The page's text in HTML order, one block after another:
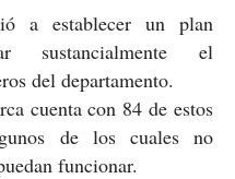
a establecer un plan
sustancialmente el
del departamento.
cuenta con 84 de estos
de los cuales no
funcionar.